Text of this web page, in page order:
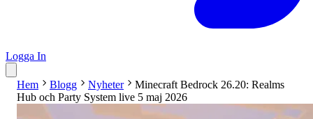
Logga In
Hem Blogg Nyheter
Minecraft Bedrock 26.20: Realms
Hub och Party System live 5 maj 2026